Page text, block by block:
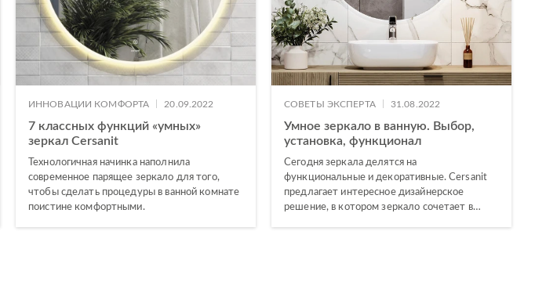
ИННОВАЦИИ КОМФОРТА 20.09.2022
7 классных функций «умных»
зеркал Cersanit
Технологичная начинка наполнила
современное парящее зеркало для того,
чтобы сделать процедуры в ванной комнате
поистине комфортными.
СОВЕТЫ ЭКСПЕРТА 31.08.2022
Умное зеркало в ванную. Выбор,
установка, функционал
Сегодня зеркала делятся на
функциональные и декоративные. Cersanit
предлагает интересное дизайнерское
решение, в котором зеркало сочетает в…